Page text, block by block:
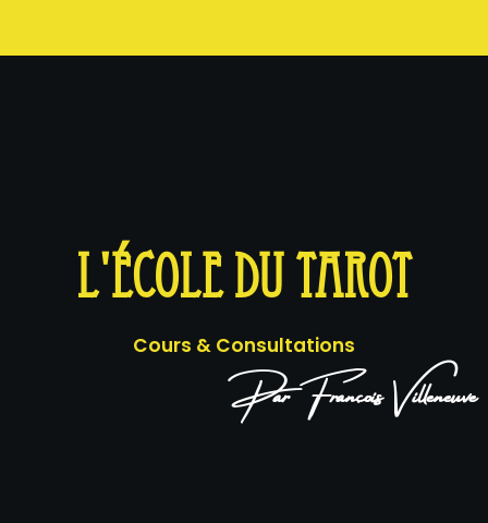
L'ÉCOLE DU TAROT
Cours & Consultations
Par François Villeneuve